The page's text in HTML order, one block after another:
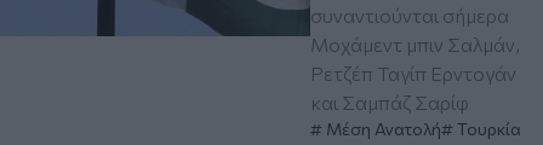
συναντιούνται σήμερα
Μοχάμεντ μπιν Σαλμάν,
Ρετζέπ Ταγίπ Ερντογάν
και Σαμπάζ Σαρίφ
Μέση Ανατολή Τουρκία